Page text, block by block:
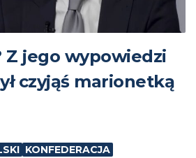
Z jego wypowiedzi
czyjąś marionetką
KONFEDERACJA